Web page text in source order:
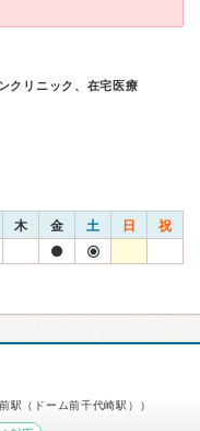
クリニック、在宅医療
木 金 土 日 祝
駅（ドーム前千代崎駅））